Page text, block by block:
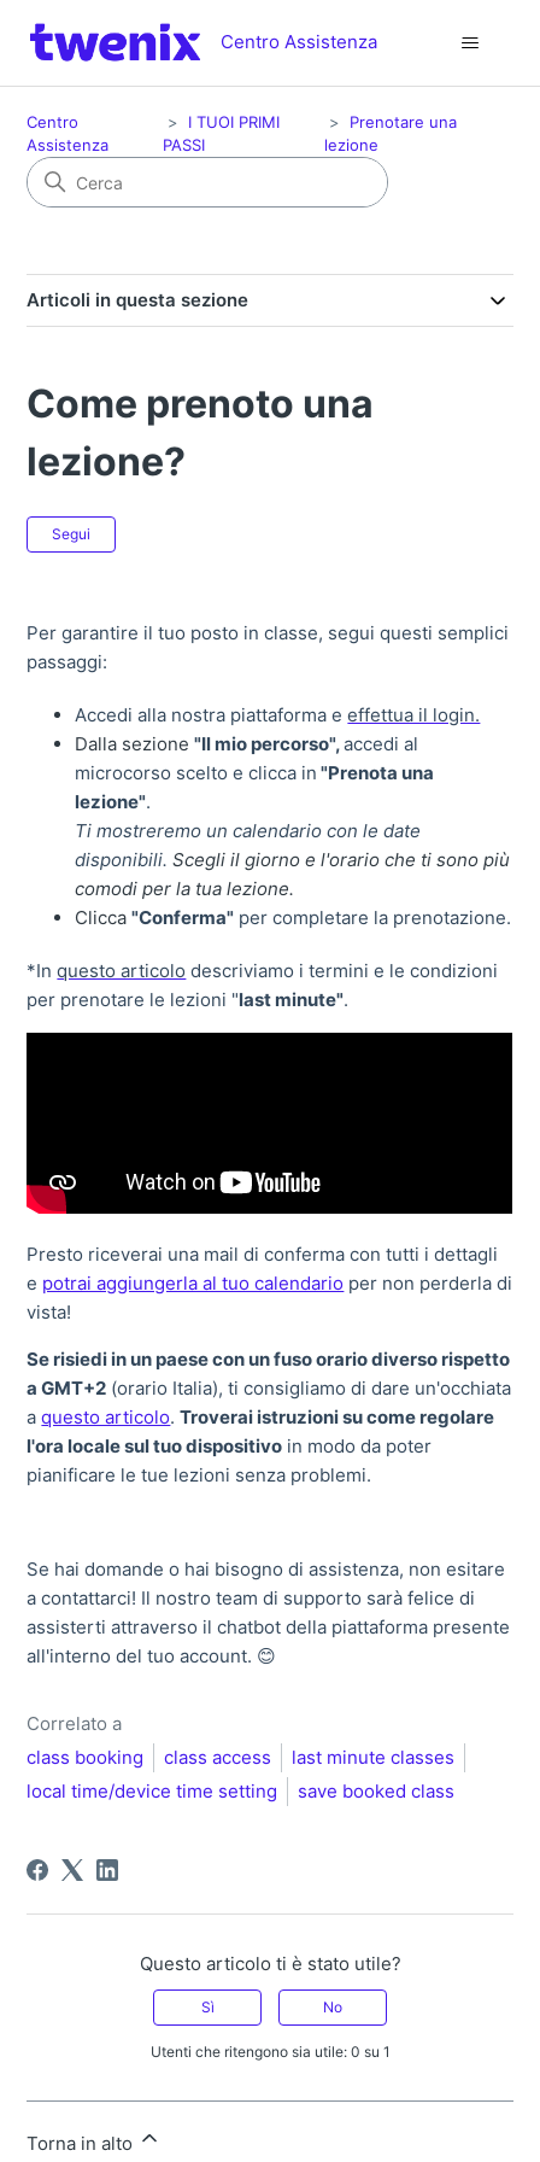
Centro Assistenza
Centro
Assistenza
I TUOI PRIMI
PASSI
Prenotare una
lezione
Articoli in questa sezione
Come prenoto una
lezione?
Segui
Per garantire il tuo posto in classe, segui questi semplici
passaggi:
Accedi alla nostra piattaforma eeffettua il login.
Dalla sezione"Il mio percorso",accedi al
microcorso scelto e clicca in "Prenota una
lezione".
Ti mostreremo un calendario con le date
disponibili.Scegli il giorno e l'orario che ti sono più
comodi per la tua lezione.
Clicca"Conferma" per completare la prenotazione.
*Inquesto articolo descriviamo i termini e le condizioni
per prenotare le lezioni "last minute".
Presto riceverai una mail di conferma con tutti i dettagli
e potrai aggiungerla al tuo calendario per non perderla di
vista!
Se risiedi in un paese con un fuso orario diverso rispetto
a GMT+2 (orario Italia), ti consigliamo di dare un'occhiata
a questo articolo.Troverai istruzioni su come regolare
l'ora locale sul tuo dispositivo in modo da poter
pianificare le tue lezioni senza problemi.
Se hai domande o hai bisogno di assistenza, non esitare
a contattarci! Il nostro team di supporto sarà felice di
assisterti attraverso il chatbot della piattaforma presente
all'interno del tuo account. 😊
Correlato a
class booking
class access
last minute classes
local time/device time setting
save booked class
Questo articolo ti è stato utile?
Sì No
Utenti che ritengono sia utile: 0 su 1
Torna in alto